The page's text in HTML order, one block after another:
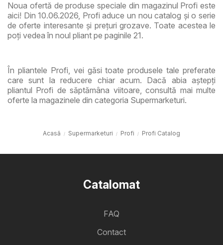
Noua ofertă de produse speciale din magazinul Profi este
aici! Din 10.06.2026, Profi aduce un nou catalog și o serie
de oferte interesante și prețuri grozave. Toate acestea le
poți vedea în noul pliant pe paginile 21.
În pliantele Profi, vei găsi toate produsele tale preferate
care sunt la reducere chiar acum. Dacă abia aștepți
pliantul Profi de săptămâna viitoare, consultă mai multe
oferte la magazinele din categoria Supermarketuri.
Acasă Supermarketuri Profi Profi Catalog
Catalomat
FAQ
Contact